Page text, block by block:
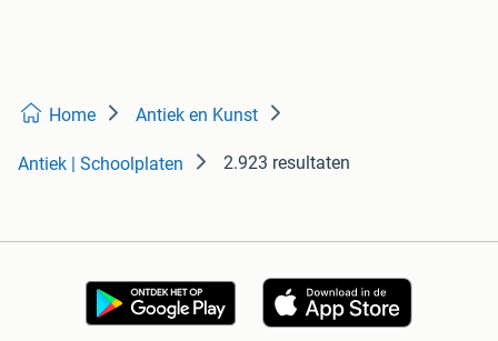
Home Antiek en Kunst
Antiek | Schoolplaten 2.923 resultaten